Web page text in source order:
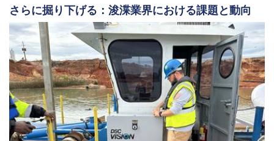
さらに掘り下げる：浚渫業界における課題と動向